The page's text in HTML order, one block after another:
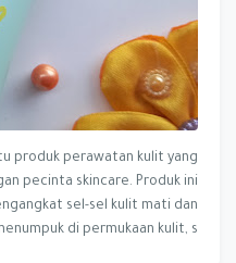
produk perawatan kulit yang
pecinta skincare. Produk ini
sel-sel kulit mati dan
di permukaan kulit, s…